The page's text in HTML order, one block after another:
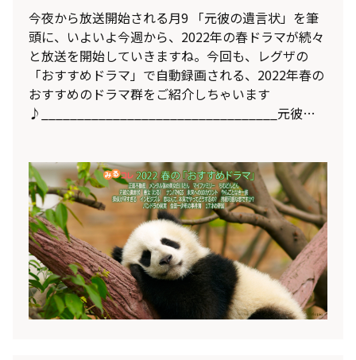
今夜から放送開始される月9 「元彼の遺言状」を筆
頭に、いよいよ今週から、2022年の春ドラマが続々
と放送を開始していきますね。今回も、レグザの
「おすすめドラマ」で自動録画される、2022年春の
おすすめのドラマ群をご紹介しちゃいます
♪_________________________________元彼の
優子要 潤、野間口 徹、佐戸井けん太、笹野高史、萬
田久子、浅野和之原作：『元彼の遺言状』新川帆立
（宝島社）
https://www.fujitv.co.jp/motokare/index.html